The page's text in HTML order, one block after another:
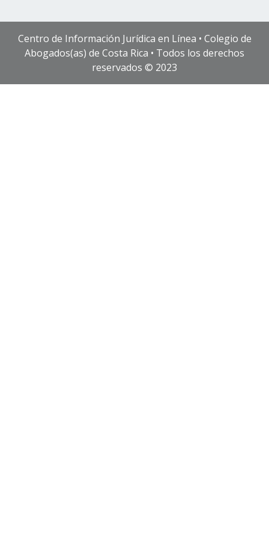
Centro de Información Jurídica en Línea • Colegio de
Abogados(as) de Costa Rica • Todos los derechos
reservados © 2023